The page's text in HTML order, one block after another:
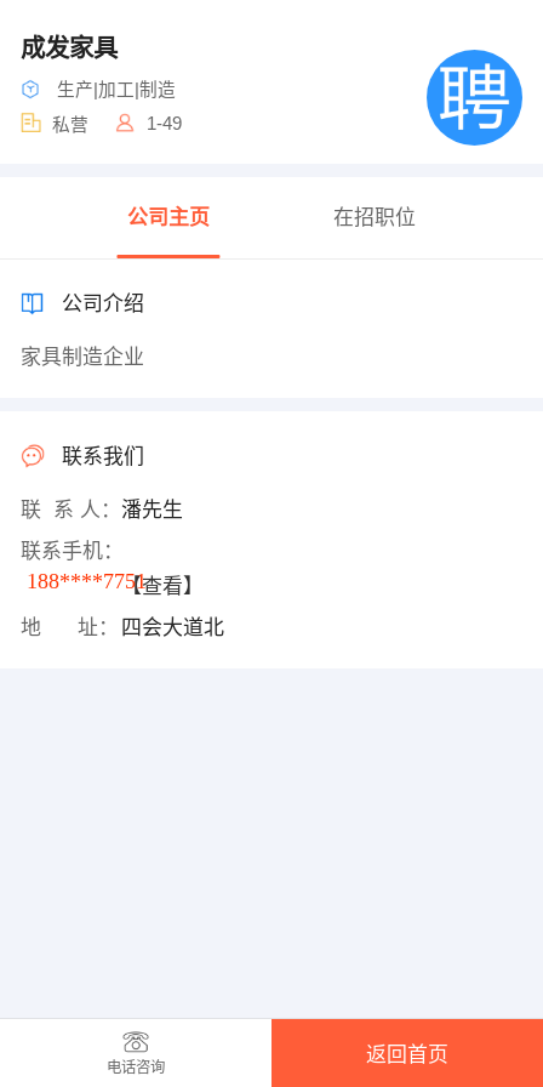
成发家具
生产|加工|制造
私营
1-49
公司主页 在招职位
公司介绍
家具制造企业
联系我们
联 系 人： 潘先生
联系手机：
188****7751【查看】
地 址：
四会大道北
电话咨询
返回首页